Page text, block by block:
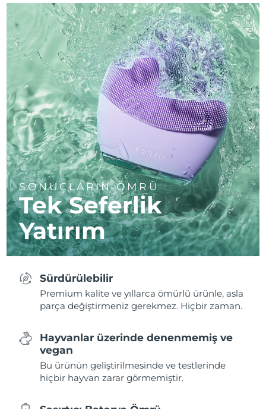
SONUÇLARIN ÖMRÜ
Tek Seferlik
Yatırım
Sürdürülebilir
Premium kalite ve yıllarca ömürlü ürünle, asla
parça değiştirmeniz gerekmez. Hiçbir zaman.
Hayvanlar üzerinde denenmemiş ve
vegan
Bu ürünün geliştirilmesinde ve testlerinde
hiçbir hayvan zarar görmemiştir.